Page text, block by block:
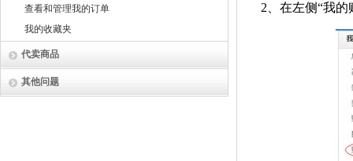
查看和管理我的订单
我的收藏夹
代卖商品
其他问题
2 、在左侧“我